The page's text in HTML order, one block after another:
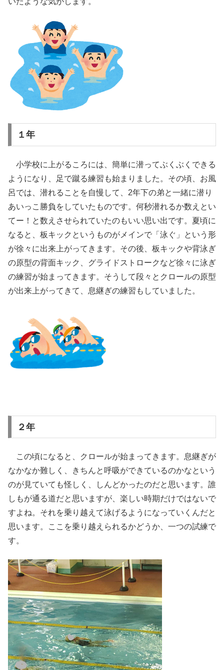
１年
小学校に上がるころには、簡単に潜ってぶくぶくできる
ようになり、足で蹴る練習も始まりました。その頃、お風
呂では、潜れることを自慢して、2年下の弟と一緒に潜り
あいっこ勝負をしていたものです。何秒潜れるか数えとい
てー！と数えさせられていたのもいい思い出です。夏頃に
なると、板キックというものがメインで「泳ぐ」という形
が徐々に出来上がってきます。その後、板キックや背泳ぎ
の原型の背面キック、グライドストロークなど徐々に泳ぎ
の練習が始まってきます。そうして段々とクロールの原型
が出来上がってきて、息継ぎの練習もしていました。
２年
この頃になると、クロールが始まってきます。息継ぎが
なかなか難しく、きちんと呼吸ができているのかなという
のが見ていても怪しく、しんどかったのだと思います。誰
しもが通る道だと思いますが、楽しい時期だけではないで
すよね。それを乗り越えて泳げるようになっていくんだと
思います。ここを乗り越えられるかどうか、一つの試練で
す。